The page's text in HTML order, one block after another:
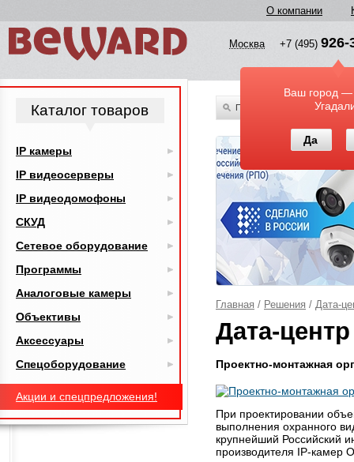
О компании
Москва +7 (495) 926-
Ваш город —
Да
По всему каталогу
Главная / Решения / Дата-
Дата-
Проектно-монтажная
При проектировании
выполнения охранного
крупнейший Российский
производителя IP-
Каталог товаров
IP камеры
IP видеосерверы
IP видеодомофоны
СКУД
Сетевое оборудование
Программы
Аналоговые камеры
Объективы
Аксессуары
Спецоборудование
Акции и спецпредложения!